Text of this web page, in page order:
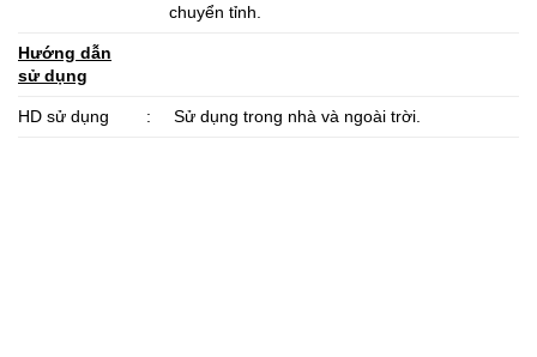
chuyển tỉnh.
Hướng dẫn
sử dụng
HD sử dụng : Sử dụng trong nhà và ngoài trời.